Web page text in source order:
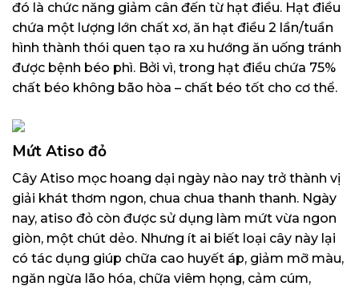
đó là chức năng giảm cân đến từ hạt điều. Hạt điều
chứa một lượng lớn chất xơ, ăn hạt điều 2 lần/tuần
hình thành thói quen tạo ra xu hướng ăn uống tránh
được bệnh béo phì. Bởi vì, trong hạt điều chứa 75%
chất béo không bão hòa – chất béo tốt cho cơ thể.
Mứt Atiso đỏ
Cây Atiso mọc hoang dại ngày nào nay trở thành vị
giải khát thơm ngon, chua chua thanh thanh. Ngày
nay, atiso đỏ còn được sử dụng làm mứt vừa ngon
giòn, một chút dẻo. Nhưng ít ai biết loại cây này lại
có tác dụng giúp chữa cao huyết áp, giảm mỡ màu,
ngăn ngừa lão hóa, chữa viêm họng, cảm cúm,